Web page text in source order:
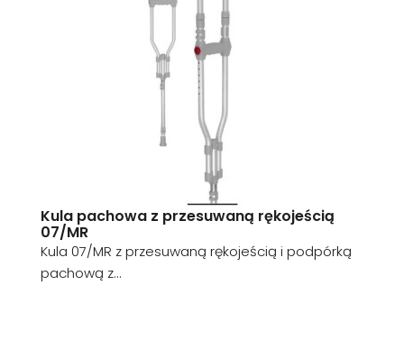
Kula pachowa z przesuwaną rękojeścią
07/MR
Kula 07/MR z przesuwaną rękojeścią i podpórką
pachową z...